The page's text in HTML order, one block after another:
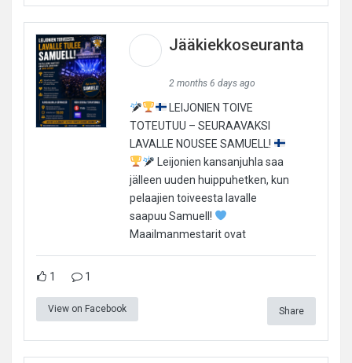
Jääkiekkoseuranta
2 months 6 days ago
LEIJONIEN TOIVE
TOTEUTUU – SEURAAVAKSI
LAVALLE NOUSEE SAMUELL!
Leijonien kansanjuhla saa
jälleen uuden huippuhetken, kun
pelaajien toiveesta lavalle
saapuu Samuell!
Maailmanmestarit ovat
1 1
View on Facebook Share